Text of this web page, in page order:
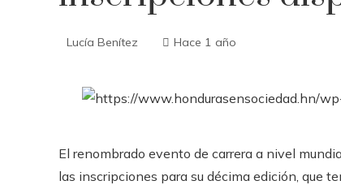
Lucía Benítez Hace 1 año
El renombrado evento de carrera a nivel
las inscripciones para su décima edición, que